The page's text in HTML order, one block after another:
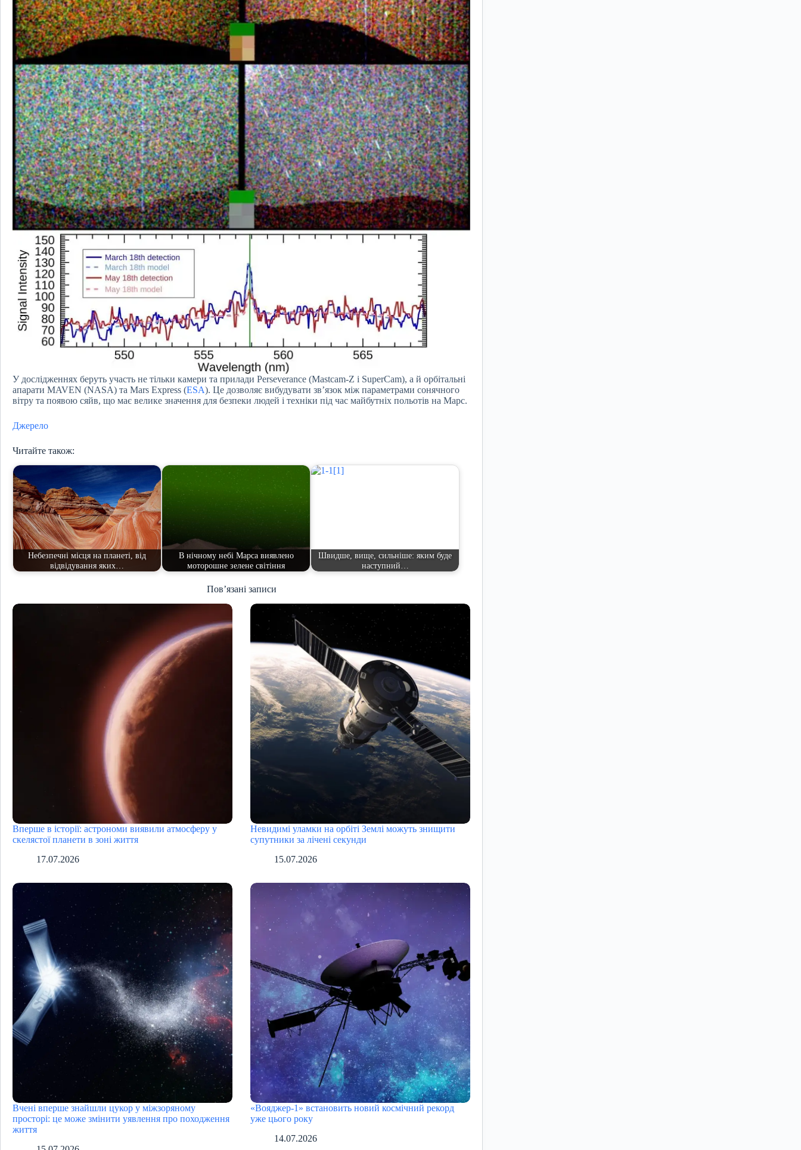
У дослідженнях беруть участь не тільки камери та прилади Perseverance (Mastcam-Z і SuperCam), а й орбітальні
апарати MAVEN (NASA) та Mars Express (ESA). Це дозволяє вибудувати зв’язок між параметрами сонячного
вітру та появою сяйв, що має велике значення для безпеки людей і техніки під час майбутніх польотів на Марс.
Джерело
Читайте також:
Небезпечні місця на планеті, від
відвідування яких…
В нічному небі Марса виявлено
моторошне зелене світіння
Швидше, вище, сильніше: яким буде
наступний…
Пов’язані записи
Вперше в історії: астрономи виявили атмосферу у
скелястої планети в зоні життя
17.07.2026
Невидимі уламки на орбіті Землі можуть знищити
супутники за лічені секунди
15.07.2026
Вчені вперше знайшли цукор у міжзоряному
просторі: це може змінити уявлення про походження
життя
«Вояджер-1» встановить новий космічний рекорд
уже цього року
14.07.2026